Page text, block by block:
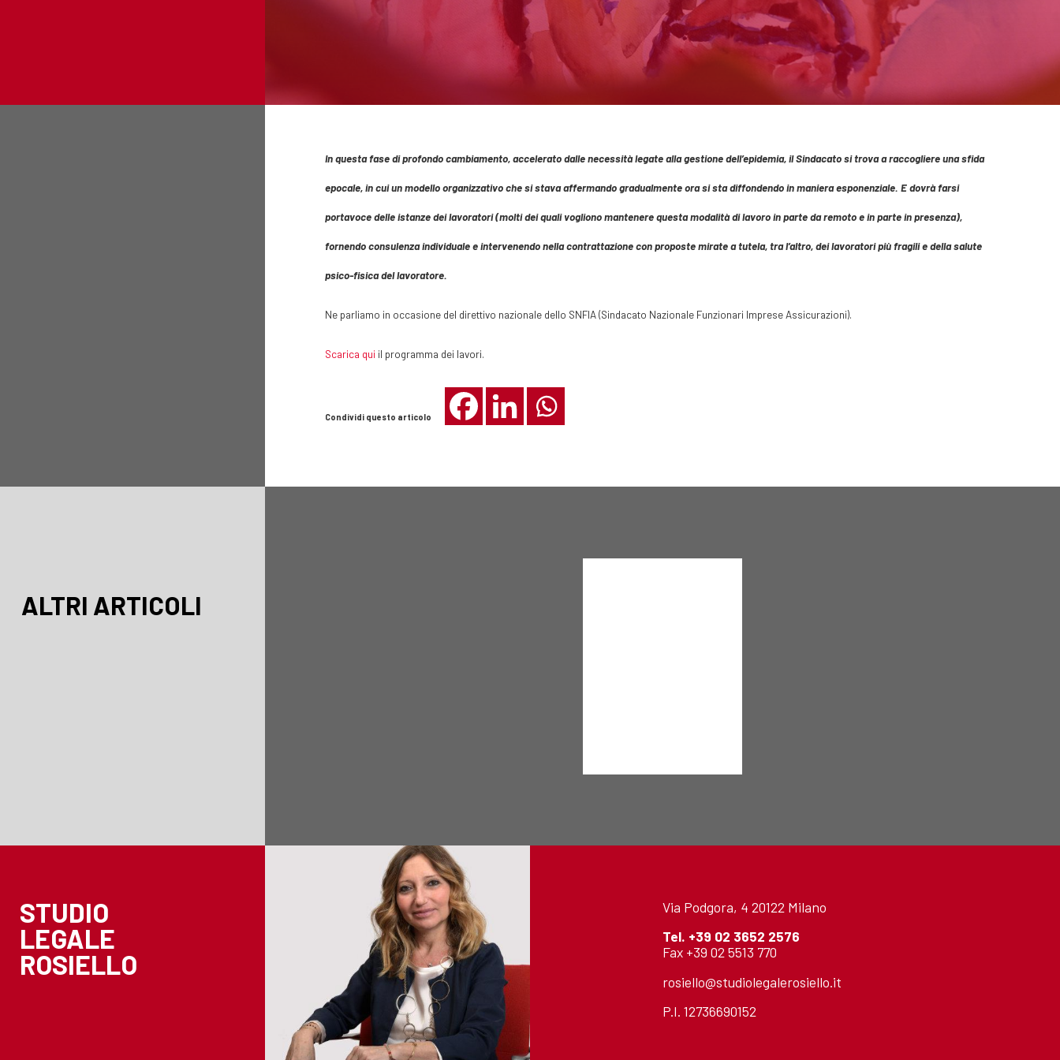
In questa fase di profondo cambiamento, accelerato dalle necessità legate alla gestione dell’epidemia, il Sindacato si trova a raccogliere una sfida
epocale, in cui un modello organizzativo che si stava affermando gradualmente ora si sta diffondendo in maniera esponenziale. E dovrà farsi
portavoce delle istanze dei lavoratori (molti dei quali vogliono mantenere questa modalità di lavoro in parte da remoto e in parte in presenza),
fornendo consulenza individuale e intervenendo nella contrattazione con proposte mirate a tutela, tra l’altro, dei lavoratori più fragili e della salute
psico-fisica del lavoratore.
Ne parliamo in occasione del direttivo nazionale dello SNFIA (Sindacato Nazionale Funzionari Imprese Assicurazioni).
Scarica qui il programma dei lavori.
Condividi questo articolo
ALTRI ARTICOLI
STUDIO
LEGALE
ROSIELLO
Via Podgora, 4 20122 Milano
Tel. +39 02 3652 2576
Fax +39 02 5513 770
rosiello@studiolegalerosiello.it
P.I. 12736690152